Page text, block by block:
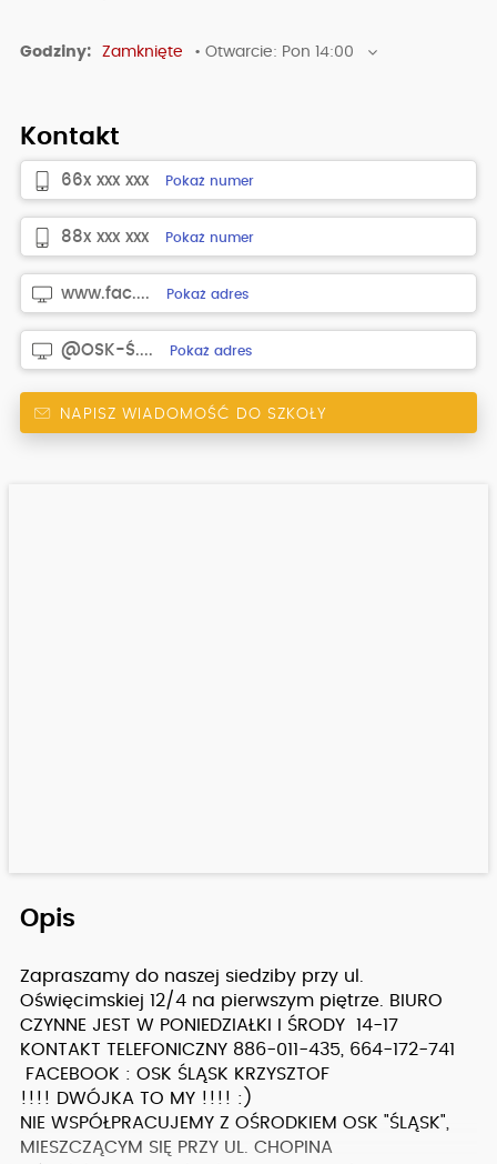
Godziny: Zamknięte • Otwarcie: Pon 14:00
Kontakt
66x xxx xxx Pokaż numer
88x xxx xxx Pokaż numer
www.fac.... Pokaż adres
@OSK-Ś.... Pokaż adres
NAPISZ WIADOMOŚĆ DO SZKOŁY
Opis
Zapraszamy do naszej siedziby przy ul.
Oświęcimskiej 12/4 na pierwszym piętrze. BIURO
CZYNNE JEST W PONIEDZIAŁKI I ŚRODY 14-17
KONTAKT TELEFONICZNY 886-011-435, 664-172-741
FACEBOOK : OSK ŚLĄSK KRZYSZTOF
!!!! DWÓJKA TO MY !!!! :)
NIE WSPÓŁPRACUJEMY Z OŚRODKIEM OSK "ŚLĄSK",
MIESZCZĄCYM SIĘ PRZY UL. CHOPINA